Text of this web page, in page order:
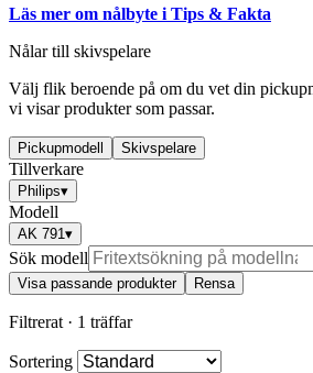
Läs mer om nålbyte i Tips & Fakta
Nålar till skivspelare
Välj flik beroende på om du vet din
vi visar produkter som passar.
Pickupmodell Skivspelare
Tillverkare
Philips▾
Modell
AK 791▾
Sök modell
Visa passande produkter Rensa
Filtrerat · 1 träffar
Sortering